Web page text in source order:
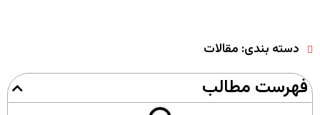
دسته بندی: مقالات
فهرست مطالب